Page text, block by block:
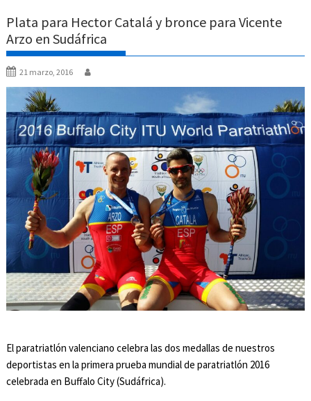
Plata para Hector Catalá y bronce para Vicente
Arzo en Sudáfrica
21 marzo, 2016
El paratriatlón valenciano celebra las dos medallas de nuestros
deportistas en la primera prueba mundial de paratriatlón 2016
celebrada en Buffalo City (Sudáfrica).